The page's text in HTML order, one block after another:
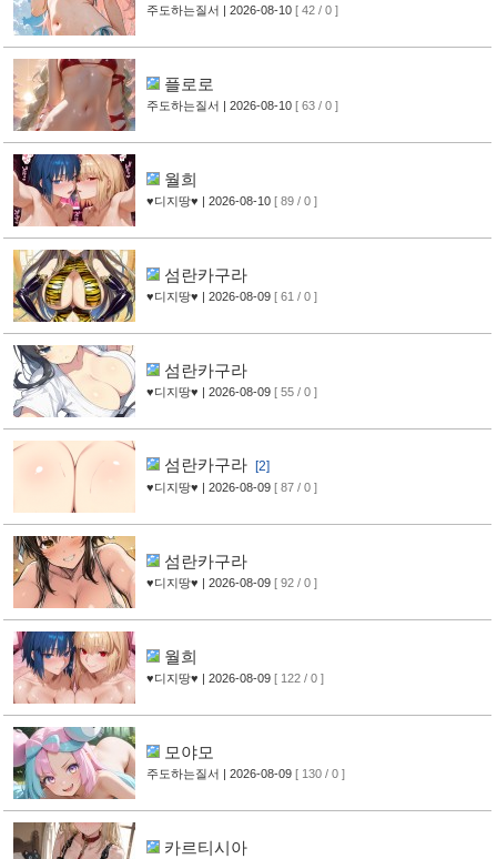
주도하는질서 | 2026-08-10 [ 42 / 0 ]
플로로
주도하는질서 | 2026-08-10 [ 63 / 0 ]
월희
♥디지땅♥ | 2026-08-10 [ 89 / 0 ]
섬란카구라
♥디지땅♥ | 2026-08-09 [ 61 / 0 ]
섬란카구라
♥디지땅♥ | 2026-08-09 [ 55 / 0 ]
섬란카구라 [2]
♥디지땅♥ | 2026-08-09 [ 87 / 0 ]
섬란카구라
♥디지땅♥ | 2026-08-09 [ 92 / 0 ]
월희
♥디지땅♥ | 2026-08-09 [ 122 / 0 ]
모야모
주도하는질서 | 2026-08-09 [ 130 / 0 ]
카르티시아